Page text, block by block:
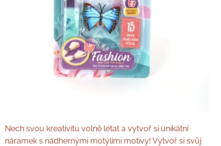
Nech svou kreativitu volně létat a vytvoř si unikátní
náramek s nádhernými motýlími motivy! Vytvoř si svůj